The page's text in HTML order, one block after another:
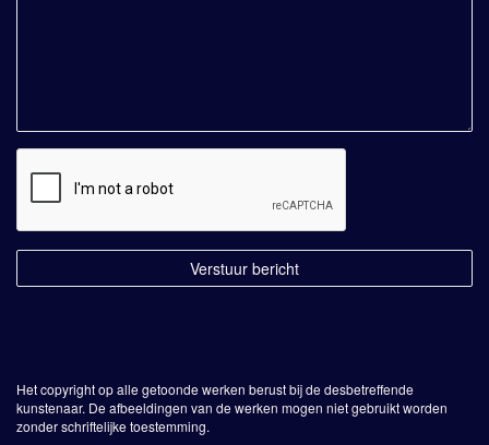
Het copyright op alle getoonde werken berust bij de desbetreffende
kunstenaar. De afbeeldingen van de werken mogen niet gebruikt worden
zonder schriftelijke toestemming.